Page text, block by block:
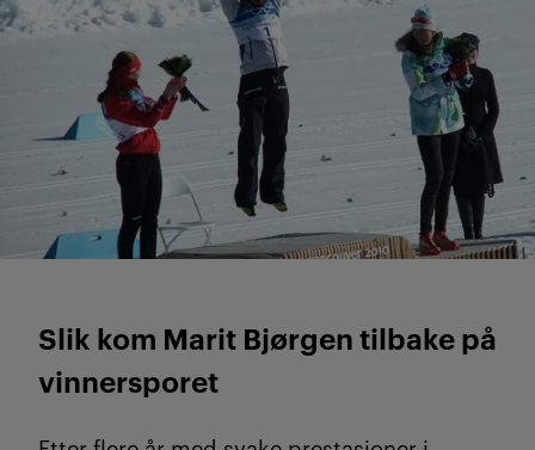
Slik kom Marit Bjørgen tilbake på
vinnersporet